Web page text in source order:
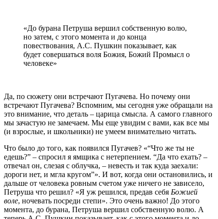
«До бурана Петруша вершил собственную волю,
но затем, с этого момента и до конца
повествования, А.С. Пушкин показывает, как
будет совершаться воля Божия, Божий Промысл о
человеке»
Да, по сюжету они встречают Пугачева. Но почему они
встречают Пугачева? Вспомним, мы сегодня уже обращали на
это внимание, что деталь – царица смысла. А самого главного
мы зачастую не замечаем. Мы еще увидим с вами, как все мы
(и взрослые, и школьники) не умеем внимательно читать.
Что было до того, как появился Пугачев? «“Что же ты не
едешь?” – спросил я ямщика с нетерпением. “Да что ехать? –
отвечал он, слезая с облучка, – невесть и так куда заехали:
дороги нет, и мгла кругом”». И вот, когда они остановились, и
дальше от человека ровным счетом уже ничего не зависело,
Петруша что решил? «Я уж решился, предав себя Божией
воле, ночевать посреди степи». Это очень важно! До этого
момента, до бурана, Петруша вершил собственную волю. А